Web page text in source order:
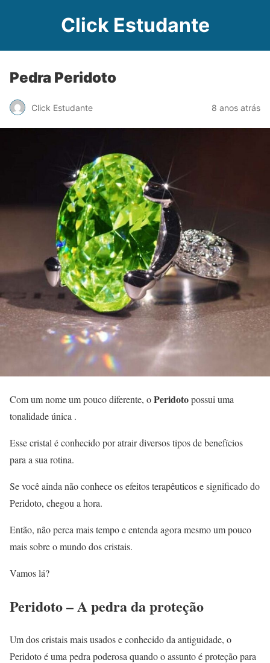
Click Estudante
Pedra Peridoto
Click Estudante 8 anos atrás
Com um nome um pouco diferente, oPeridotopossui uma
tonalidade única .
Esse cristal é conhecido por atrair diversos tipos de benefícios
para a sua rotina.
Se você ainda não conhece os efeitos terapêuticos e significado do
Peridoto, chegou a hora.
Então, não perca mais tempo e entenda agora mesmo um pouco
mais sobre o mundo dos cristais.
Vamos lá?
Peridoto – A pedra da proteção
Um dos cristais mais usados e conhecido da antiguidade, o
Peridoto é uma pedra poderosa quando o assunto é proteção para